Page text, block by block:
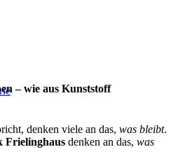
– wie aus Kunststoff
denken viele an das, was bleibt.
Frielinghaus denken an das, was